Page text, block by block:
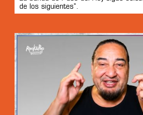
de los siguientes".